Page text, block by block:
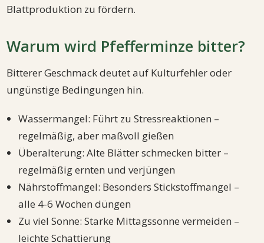
Blattproduktion zu fördern.
Warum wird Pfefferminze bitter?
Bitterer Geschmack deutet auf Kulturfehler oder
ungünstige Bedingungen hin.
Wassermangel: Führt zu Stressreaktionen –
regelmäßig, aber maßvoll gießen
Überalterung: Alte Blätter schmecken bitter –
regelmäßig ernten und verjüngen
Nährstoffmangel: Besonders Stickstoffmangel –
alle 4-6 Wochen düngen
Zu viel Sonne: Starke Mittagssonne vermeiden –
leichte Schattierung